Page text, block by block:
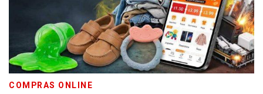
COMPRAS ONLINE